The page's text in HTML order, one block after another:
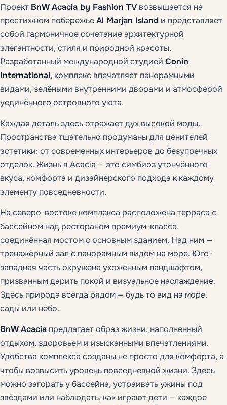
Проект BnW Acacia by Fashion TVвозвышается на
престижном побережьеAl Marjan Island и представляет
собой гармоничное сочетание архитектурной
элегантности, стиля и природной красоты.
Разработанный международной студией Conin
International, комплекс впечатляет панорамными
видами, зелёными внутренними дворами и атмосферой
уединённого островного уюта.
Каждая деталь здесь отражает дух высокой моды.
Пространства тщательно продуманы для ценителей
эстетики: от современных интерьеров до безупречных
отделок. Жизнь в Acacia — это симбиоз утончённого
вкуса, комфорта и дизайнерского подхода к каждому
элементу повседневности.
На северо-востоке комплекса расположена терраса с
бассейном над рестораном премиум-класса,
соединённая мостом с основным зданием. Над ним —
тренажёрный зал с панорамным видом на море. Юго-
западная часть окружена ухоженным ландшафтом,
призванным дарить покой и визуальное наслаждение.
Здесь природа всегда рядом — будь то вид на море,
сады или небо.
BnW Acacia предлагает образ жизни, наполненный
отдыхом, здоровьем и изысканными впечатлениями.
Удобства комплекса созданы не просто для комфорта, а
чтобы возвысить уровень повседневной жизни. Здесь
можно загорать у бассейна, устраивать ужины под
звёздами или наблюдать, как играют дети — каждое